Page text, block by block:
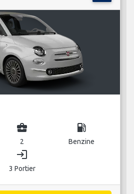
business_center
2
local_gas_station
Benzine
login
3 Portier